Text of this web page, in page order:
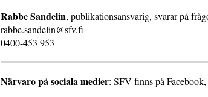
Rabbe Sandelin, publikationsansvarig, svarar på
rabbe.sandelin@sfv.fi
0400-453 953
Närvaro på sociala medier: SFV finns på Facebook,